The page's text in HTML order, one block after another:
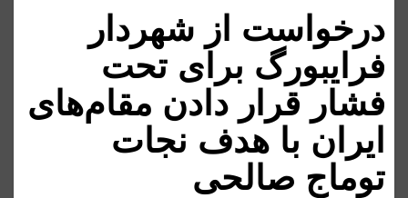
درخواست از شهردار
فرایبورگ برای تحت
فشار قرار دادن مقام‌های
ایران با هدف نجات
توماج صالحی